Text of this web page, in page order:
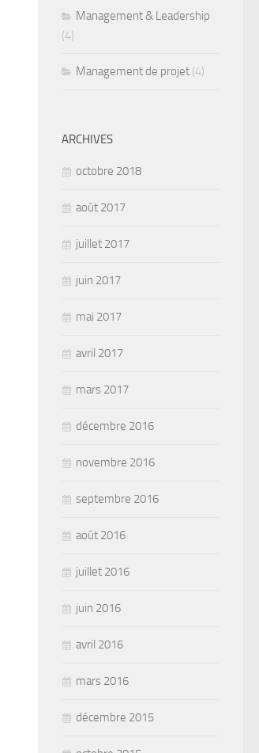
Management & Leadership
(4)
Management de projet (4)
ARCHIVES
octobre 2018
août 2017
juillet 2017
juin 2017
mai 2017
avril 2017
mars 2017
décembre 2016
novembre 2016
septembre 2016
août 2016
juillet 2016
juin 2016
avril 2016
mars 2016
décembre 2015